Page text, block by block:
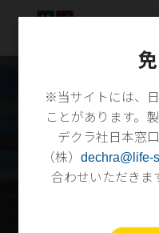
※当サイトには、
ことがあります。
デクラ社日本窓
（株） dechra@life-
合わせいただきま